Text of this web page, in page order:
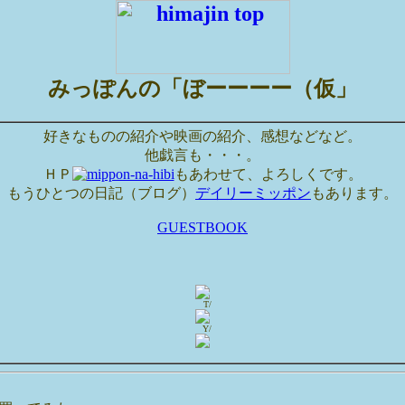
みっぽんの「ぼーーーー（仮」
好きなものの紹介や映画の紹介、感想などなど。
他戯言も・・・。
ＨＰ
もあわせて、よろしくです。
もうひとつの日記（ブログ） デイリーミッポン もあります。
GUESTBOOK
T/
Y/